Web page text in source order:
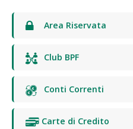
Area Riservata
Club BPF
Conti Correnti
Carte di Credito